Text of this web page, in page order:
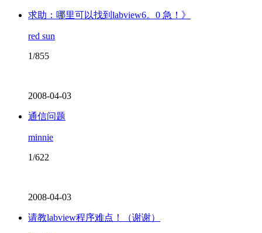
求助：哪里可以找到labview6。0 急！》
red sun
1/855
2008-04-03
通信问题
minnie
1/622
2008-04-03
请教labview程序难点！（谢谢）